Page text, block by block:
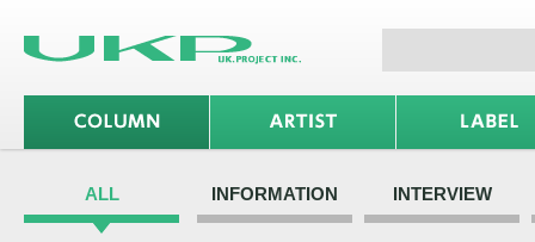
ALL INFORMATION INTERVIEW